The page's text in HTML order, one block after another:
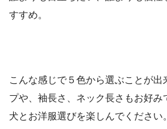
すすめ。
こんな感じで５色から選ぶことが出
プや、袖長さ、ネック長さもお好み
犬とお洋服選びを楽しんでください。